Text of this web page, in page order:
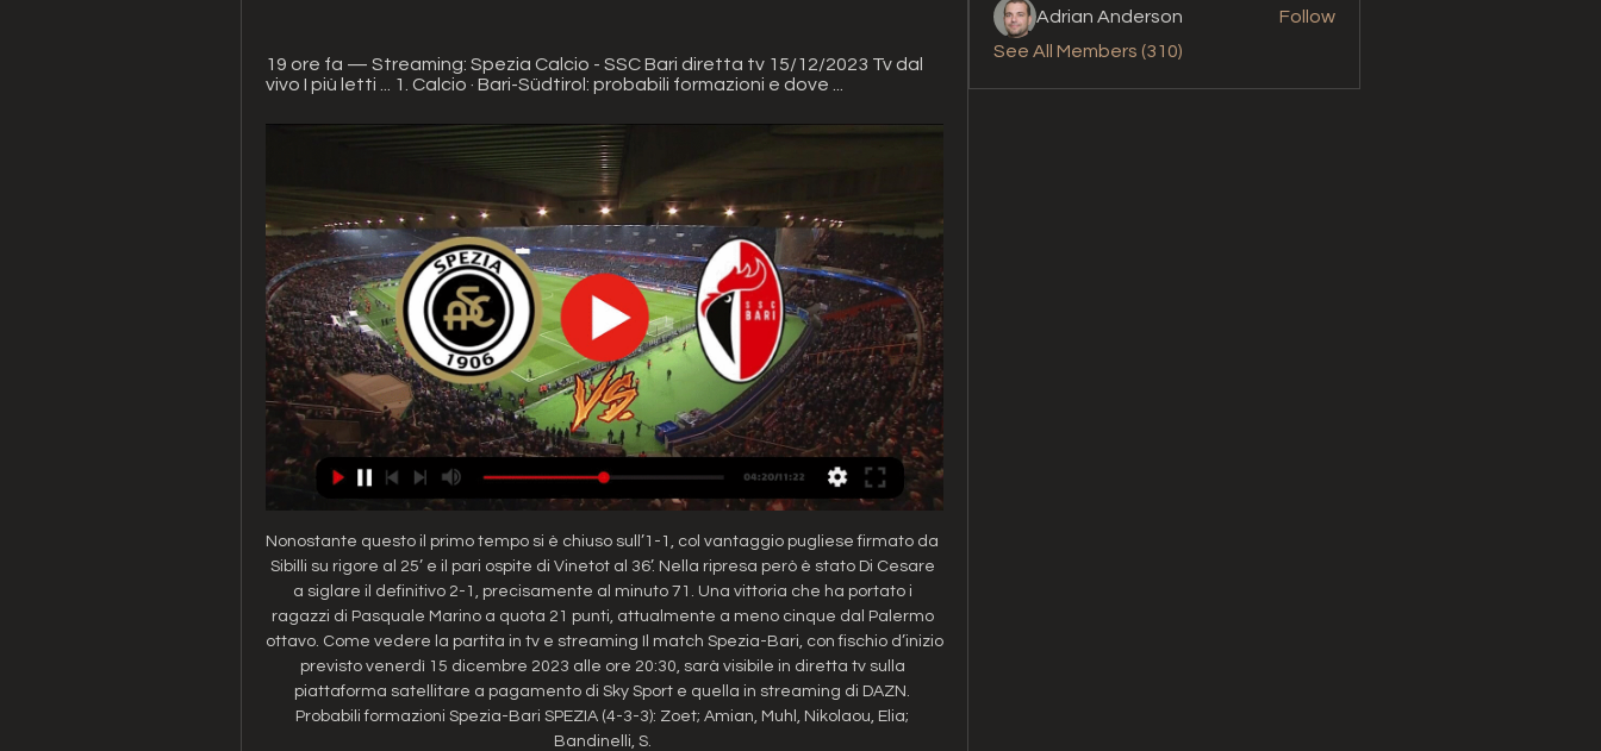
19 ore fa — Streaming: Spezia Calcio - SSC Bari diretta tv 15/12/2023 Tv dal
vivo I più letti ... 1. Calcio · Bari-Südtirol: probabili formazioni e dove ...
Nonostante questo il primo tempo si è chiuso sull’1-1, col vantaggio pugliese firmato da
Sibilli su rigore al 25’ e il pari ospite di Vinetot al 36’. Nella ripresa però è stato Di Cesare
a siglare il definitivo 2-1, precisamente al minuto 71. Una vittoria che ha portato i
ragazzi di Pasquale Marino a quota 21 punti, attualmente a meno cinque dal Palermo
ottavo. Come vedere la partita in tv e streaming Il match Spezia-Bari, con fischio d’inizio
previsto venerdì 15 dicembre 2023 alle ore 20:30, sarà visibile in diretta tv sulla
piattaforma satellitare a pagamento di Sky Sport e quella in streaming di DAZN.
Probabili formazioni Spezia-Bari SPEZIA (4-3-3): Zoet; Amian, Muhl, Nikolaou, Elia;
Bandinelli, S.
Adrian Anderson
Follow
See All Members (310)